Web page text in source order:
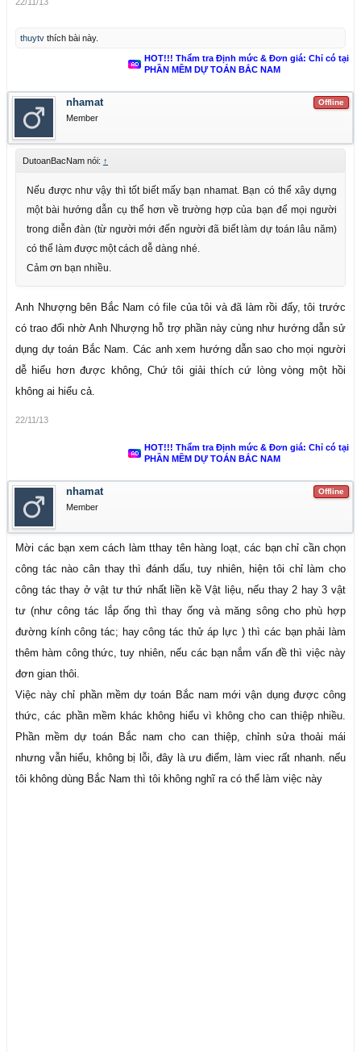
thuytv thích bài này.
HOT!!! Thẩm tra Định mức & Đơn giá: Chỉ có tại
PHẦN MỀM DỰ TOÁN BẮC NAM
Offline
nhamat
Member
DutoanBacNam nói: ↑
Nếu được như vậy thì tốt biết mấy bạn nhamat. Bạn có thể xây dựng
một bài hướng dẫn cụ thể hơn về trường hợp của bạn để mọi người
trong diễn đàn (từ người mới đến người đã biết làm dự toán lâu năm)
có thể làm được một cách dễ dàng nhé.
Cảm ơn bạn nhiều.
Anh Nhượng bên Bắc Nam có file của tôi và đã làm rồi đấy, tôi trước
có trao đổi nhờ Anh Nhượng hỗ trợ phần này cùng như hướng dẫn sử
dụng dự toán Bắc Nam. Các anh xem hướng dẫn sao cho mọi người
dễ hiểu hơn được không, Chứ tôi giải thích cứ lòng vòng một hồi
không ai hiểu cả.
22/11/13
HOT!!! Thẩm tra Định mức & Đơn giá: Chỉ có tại
PHẦN MỀM DỰ TOÁN BẮC NAM
Offline
nhamat
Member
Mời các bạn xem cách làm tthay tên hàng loạt, các bạn chỉ cần chọn
công tác nào cân thay thì đánh dấu, tuy nhiên, hiện tôi chỉ làm cho
công tác thay ở vật tư thứ nhất liền kề Vật liệu, nếu thay 2 hay 3 vật
tư (như công tác lắp ống thì thay ống và măng sông cho phù hợp
đường kính công tác; hay công tác thử áp lực ) thì các bạn phải làm
thêm hàm công thức, tuy nhiên, nếu các bạn nắm vấn đề thì việc này
đơn gian thôi.
Việc này chỉ phần mềm dự toán Bắc nam mới vận dụng được công
thức, các phần mềm khác không hiểu vì không cho can thiệp nhiều.
Phần mềm dự toán Bắc nam cho can thiệp, chỉnh sửa thoải mái
nhưng vẫn hiểu, không bị lỗi, đây là ưu điểm, làm viec rất nhanh. nếu
tôi không dùng Bắc Nam thì tôi không nghĩ ra có thể làm việc này